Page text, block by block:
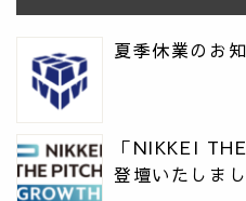
夏季休業のお
「NIKKEI
登壇いたしま